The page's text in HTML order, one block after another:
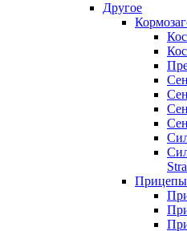
Другое
Прицепы